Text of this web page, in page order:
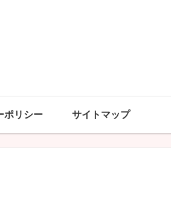
ポリシー サイトマップ